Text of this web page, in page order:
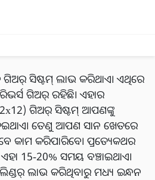
ସାହାଯ୍ୟ କରିବ। ଏହାର ପିଟିଓ
ଏବଂ ଏହା 2500
ସିଷ୍ଟମ୍ ଲାଭ କରିଥାଏ। ଏଥିରେ
ଗିଅର୍ ରହିଛି। ଏହାର
ଗିଅର୍ ସିଷ୍ଟମ୍ ଆପଣଙ୍କୁ
ତେଣୁ ଆପଣ ସାନ ଖେତରେ
କାମ କରିପାରିବେ। ପ୍ରତ୍ୟେକଥର
15-20% ସମୟ ବଞ୍ଚାଇଥାଏ।
ଲାଭ କରିଥିବାରୁ ମଧ୍ୟ ଇନ୍ଧନ